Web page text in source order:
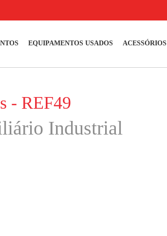
EQUIPAMENTOS USADOS ACESSÓRIOS
- REF49
Industrial